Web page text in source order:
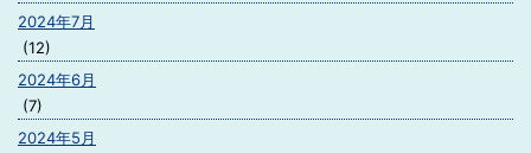
2024年7月
(12)
2024年6月
(7)
2024年5月